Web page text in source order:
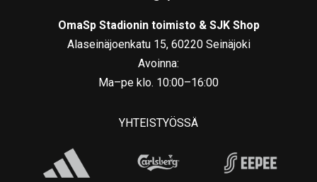
OmaSp Stadionin toimisto & SJK Shop
Alaseinäjoenkatu 15, 60220 Seinäjoki
Avoinna:
Ma–pe klo. 10:00–16:00
YHTEISTYÖSSÄ